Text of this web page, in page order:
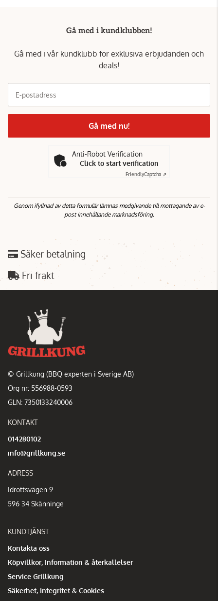
Gå med i kundklubben!
Gå med i vår kundklubb för exklusiva erbjudanden och
deals!
E-postadress
Gå med nu!
Anti-Robot Verification
Click to start verification
FriendlyCaptcha ⇗
Genom ifyllnad av detta formulär lämnas medgivande till mottagande av e-
post innehållande marknadsföring.
Säker betalning
Fri frakt
© Grillkung (BBQ experten i Sverige AB)
Org nr: 556988-0593
GLN: 7350133240006
KONTAKT
014280102
info@grillkung.se
ADRESS
Idrottsvägen 9
596 34 Skänninge
KUNDTJÄNST
Kontakta oss
Köpvillkor, Information & återkallelser
Service Grillkung
Säkerhet, Integritet & Cookies